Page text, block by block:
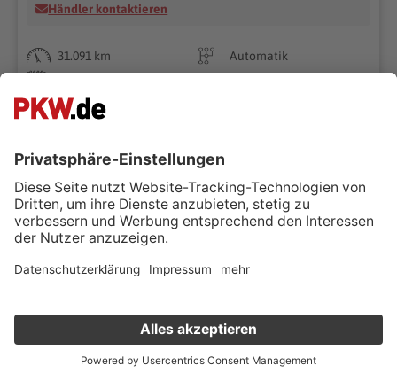
Händler kontaktieren
31.091 km
Automatik
Benzin
Superpreis
€ 28.890 ,-
Verkauf deinen Gebrauchten online